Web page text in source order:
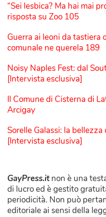
“Sei lesbica? Ma hai mai
risposta su Zoo 105
Guerra ai leoni da tastiera
comunale ne querela 189
Noisy Naples Fest: dal
[Intervista esclusiva]
Il Comune di Cisterna di
Arcigay
Sorelle Galassi: la bellezza
[Intervista esclusiva]
GayPress.itnon è una
di lucro ed è gestito
periodicità. Non può
editoriale ai sensi della